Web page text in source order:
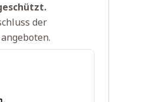
der